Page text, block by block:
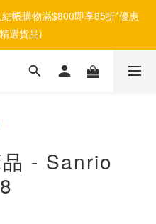
帳購物滿$800即享85折*優惠
選貨品)
- Sanrio